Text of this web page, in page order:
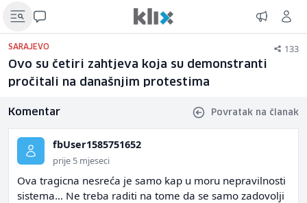
SARAJEVO 133
Ovo su četiri zahtjeva koja su demonstranti
pročitali na današnjim protestima
Komentar Povratak na članak
fbUser1585751652
prije 5 mjeseci
Ova tragicna nesreća je samo kap u moru nepravilnosti
sistema... Ne treba raditi na tome da se samo zadovolji